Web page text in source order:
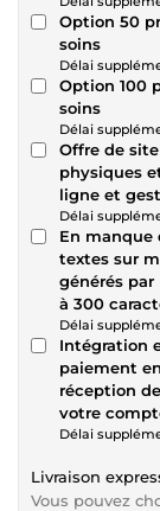
Option 50
soins
Délai
Option 100
soins
Délai
Offre de
physiques
ligne et
Délai
En manque
textes sur
générés
à 300
Délai
Intégration
paiement
réception
votre
Délai
Livraison
Vous pouvez